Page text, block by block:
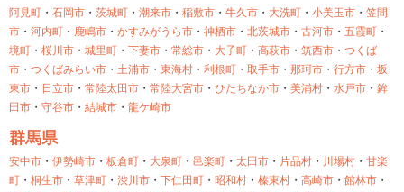
阿見町 ・ 石岡市 ・ 茨城町 ・ 潮来市 ・ 稲敷市 ・ 牛久市 ・ 大洗町 ・ 小美玉市 ・ 笠間
市 ・ 河内町 ・ 鹿嶋市 ・ かすみがうら市 ・ 神栖市 ・ 北茨城市 ・ 古河市 ・ 五霞町 ・
境町 ・ 桜川市 ・ 城里町 ・ 下妻市 ・ 常総市 ・ 大子町 ・ 高萩市 ・ 筑西市 ・ つくば
市 ・ つくばみらい市 ・ 土浦市 ・ 東海村 ・ 利根町 ・ 取手市 ・ 那珂市 ・ 行方市 ・ 坂
東市 ・ 日立市 ・ 常陸太田市 ・ 常陸大宮市 ・ ひたちなか市 ・ 美浦村 ・ 水戸市 ・ 鉾
田市 ・ 守谷市 ・ 結城市 ・ 龍ケ崎市
群馬県
安中市 ・ 伊勢崎市 ・ 板倉町 ・ 大泉町 ・ 邑楽町 ・ 太田市 ・ 片品村 ・ 川場村 ・ 甘楽
町 ・ 桐生市 ・ 草津町 ・ 渋川市 ・ 下仁田町 ・ 昭和村 ・ 榛東村 ・ 高崎市 ・ 館林市 ・